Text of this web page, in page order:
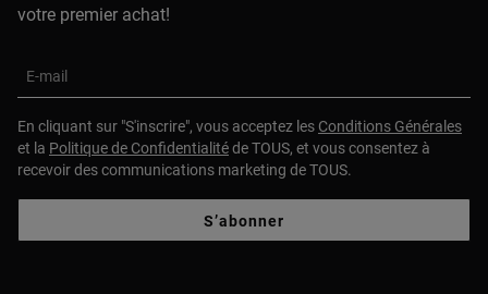
votre premier achat!
E-mail
En cliquant sur "S'inscrire", vous acceptez les Conditions Générales
et la Politique de Confidentialitéde TOUS, et vous consentez à
recevoir des communications marketing de TOUS.
S’abonner